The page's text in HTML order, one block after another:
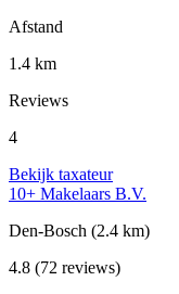
Afstand
1.4 km
Reviews
4
Bekijk taxateur
10+ Makelaars B.V.
Den-Bosch (2.4 km)
4.8 (72 reviews)